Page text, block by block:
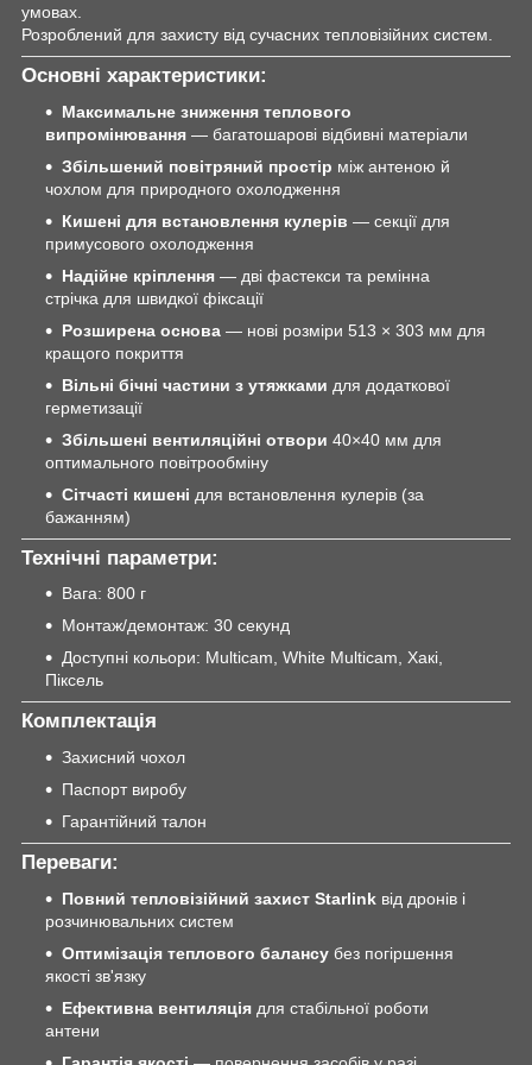
умовах.
Розроблений для захисту від сучасних тепловізійних систем.
Основні характеристики:
Максимальне зниження теплового
випромінювання — багатошарові відбивні матеріали
Збільшений повітряний простір між антеною й
чохлом для природного охолодження
Кишені для встановлення кулерів — секції для
примусового охолодження
Надійне кріплення — дві фастекси та ремінна
стрічка для швидкої фіксації
Розширена основа — нові розміри 513 × 303 мм для
кращого покриття
Вільні бічні частини з утяжками для додаткової
герметизації
Збільшені вентиляційні отвори 40×40 мм для
оптимального повітрообміну
Сітчасті кишені для встановлення кулерів (за
бажанням)
Технічні параметри:
Вага: 800 г
Монтаж/демонтаж: 30 секунд
Доступні кольори: Multicam, White Multicam, Хакі,
Піксель
Комплектація
Захисний чохол
Паспорт виробу
Гарантійний талон
Переваги:
Повний тепловізійний захист Starlink від дронів і
розчинювальних систем
Оптимізація теплового балансу без погіршення
якості зв'язку
Ефективна вентиляція для стабільної роботи
антени